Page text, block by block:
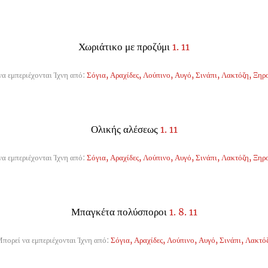
Χωριάτικο με προζύμι 1. 11
εμπεριέχονται Ίχνη από: Σόγια, Αραχίδες, Λούπινο, Αυγό, Σινάπι, Λακτόζη,
Ολικής αλέσεως 1. 11
εμπεριέχονται Ίχνη από: Σόγια, Αραχίδες, Λούπινο, Αυγό, Σινάπι, Λακτόζη,
Μπαγκέτα πολύσποροι 1. 8. 11
να εμπεριέχονται Ίχνη από: Σόγια, Αραχίδες, Λούπινο, Αυγό, Σινάπι,